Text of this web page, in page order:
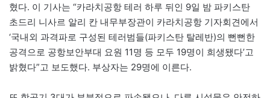
혔다. 이 기사는 “카라치공항 테러 하루 뒤인 9일 밤 파키스탄
초드리 니사르 알리 칸 내무부장관이 카라치공항 기자회견에서
‘국내외 과격파로 구성된 테러범들(파키스탄 탈레반)의 뻔뻔한
공격으로 공항보안부대 요원 11명 등 모두 19명이 희생됐다’고
밝혔다”고 보도했다. 부상자는 29명에 이른다.